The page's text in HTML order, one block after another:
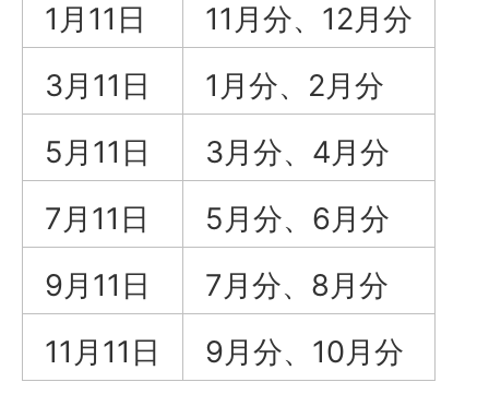
1月11日
11月分、12月分
3月11日
1月分、2月分
5月11日
3月分、4月分
7月11日
5月分、6月分
9月11日
7月分、8月分
11月11日
9月分、10月分